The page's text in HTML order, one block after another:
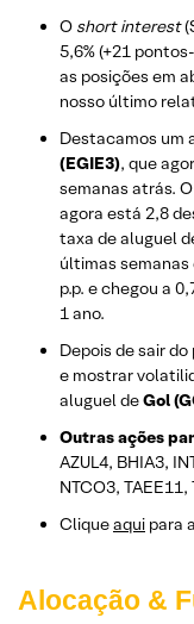
O short interest
5,6% (+21
as posições em
nosso último
Destacamos um
(EGIE3), que
semanas atrás.
agora está 2,8
taxa de aluguel
últimas semanas
p.p. e chegou a
1 ano.
Depois de sair
e mostrar
aluguel deGol
Outras ações
AZUL4, BHIA3,
NTCO3, TAEE11,
Cliqueaqui para
Alocação &